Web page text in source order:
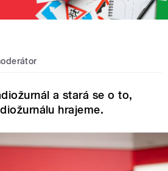
a stará se o to,
hrajeme.